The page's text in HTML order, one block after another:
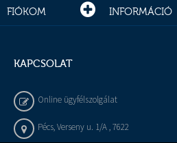
FIÓKOM INFORMÁCIÓ
KAPCSOLAT
Online ügyfélszolgálat
Pécs, Verseny u. 1/A , 7622